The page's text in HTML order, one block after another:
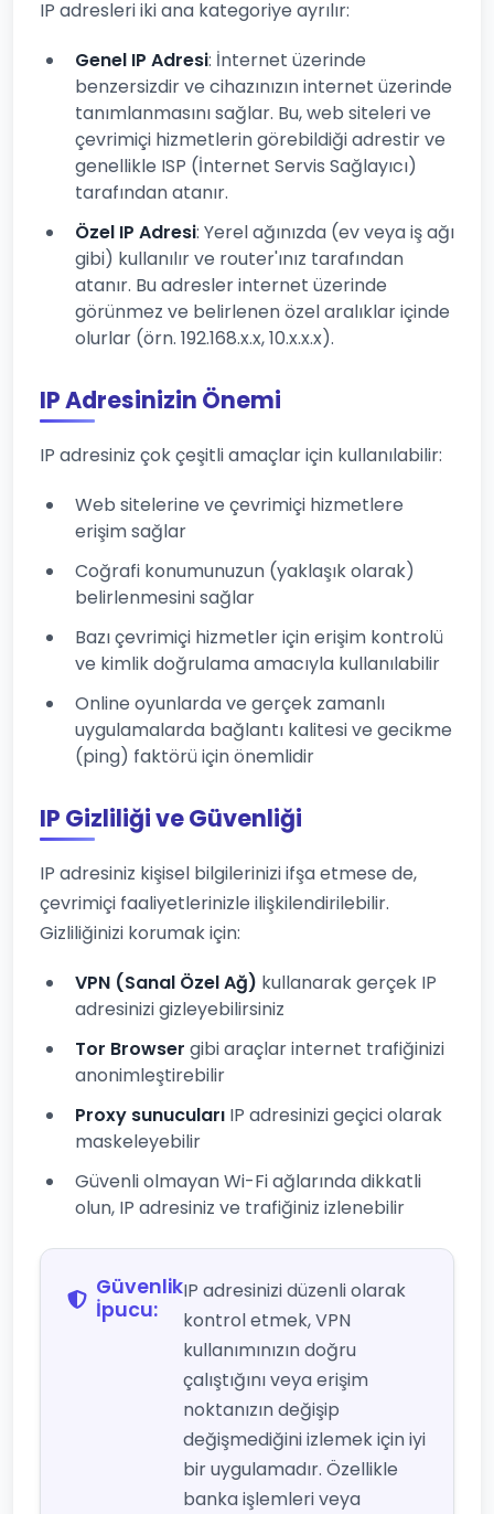
IP adresleri iki ana kategoriye ayrılır:
Genel IP Adresi: İnternet üzerinde
benzersizdir ve cihazınızın internet üzerinde
tanımlanmasını sağlar. Bu, web siteleri ve
çevrimiçi hizmetlerin görebildiği adrestir ve
genellikle ISP (İnternet Servis Sağlayıcı)
tarafından atanır.
Özel IP Adresi: Yerel ağınızda (ev veya iş ağı
gibi) kullanılır ve router'ınız tarafından
atanır. Bu adresler internet üzerinde
görünmez ve belirlenen özel aralıklar içinde
olurlar (örn. 192.168.x.x, 10.x.x.x).
IP Adresinizin Önemi
IP adresiniz çok çeşitli amaçlar için kullanılabilir:
Web sitelerine ve çevrimiçi hizmetlere
erişim sağlar
Coğrafi konumunuzun (yaklaşık olarak)
belirlenmesini sağlar
Bazı çevrimiçi hizmetler için erişim kontrolü
ve kimlik doğrulama amacıyla kullanılabilir
Online oyunlarda ve gerçek zamanlı
uygulamalarda bağlantı kalitesi ve gecikme
(ping) faktörü için önemlidir
IP Gizliliği ve Güvenliği
IP adresiniz kişisel bilgilerinizi ifşa etmese de,
çevrimiçi faaliyetlerinizle ilişkilendirilebilir.
Gizliliğinizi korumak için:
VPN (Sanal Özel Ağ) kullanarak gerçek IP
adresinizi gizleyebilirsiniz
Tor Browser gibi araçlar internet trafiğinizi
anonimleştirebilir
Proxy sunucuları IP adresinizi geçici olarak
maskeleyebilir
Güvenli olmayan Wi-Fi ağlarında dikkatli
olun, IP adresiniz ve trafiğiniz izlenebilir
Güvenlik
İpucu:
IP adresinizi düzenli olarak
kontrol etmek, VPN
kullanımınızın doğru
çalıştığını veya erişim
noktanızın değişip
değişmediğini izlemek için iyi
bir uygulamadır. Özellikle
banka işlemleri veya